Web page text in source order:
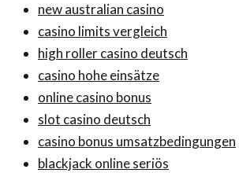
new australian casino
casino limits vergleich
high roller casino deutsch
casino hohe einsätze
online casino bonus
slot casino deutsch
casino bonus umsatzbedingungen
blackjack online seriös